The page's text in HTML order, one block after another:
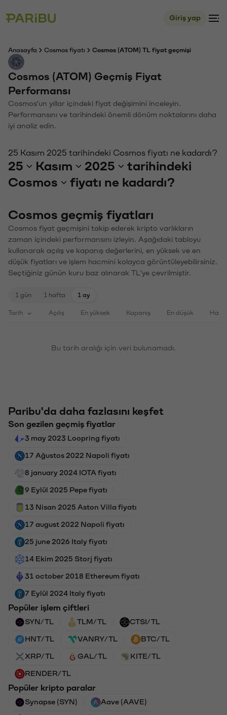
Giriş yap
Anasayfa Cosmos fiyatı Cosmos (ATOM) TL fiyat geçmişi
Cosmos (ATOM) Geçmiş Fiyat
Performansı
Cosmos'un yıllar içindeki fiyat değişimini inceleyin.
Performansını ve tarihindeki önemli dönüm noktalarını daha
iyi analiz edin.
25 Kasım 2025 tarihindeki Cosmos fiyatı ne kadardı?
25 Kasım 2025
tarihindeki
Cosmos
fiyatı ne kadardı?
Cosmos geçmiş fiyatları
Cosmos fiyat geçmişini takip ederek kripto varlıkların
zaman içindeki performansını izleyin. Aşağıdaki tabloyu
kullanarak açılış ve kapanış değerlerini, en yüksek ve en
düşük fiyatları ve işlem hacmini kolayca görüntüleyebilirsiniz.
Seçtiğiniz günün kuru baz alınarak TL'ye çevrilmiştir.
1 gün 1 hafta 1 ay
Tarih Açılış En yüksek Kapanış En düşük
Bu tarih aralığı için veri bulunamadı.
Paribu'da daha fazlasını keşfet
Son gezilen geçmiş fiyatlar
3 may 2023 Loopring fiyatı
17 Ağustos 2022 Napoli fiyatı
8 january 2024 IOTA fiyatı
9 Eylül 2025 Pepe fiyatı
13 Nisan 2025 Aston Villa fiyatı
17 august 2022 Napoli fiyatı
25 june 2026 Italy fiyatı
14 Ekim 2025 Storj fiyatı
31 october 2018 Ethereum fiyatı
7 Eylül 2024 Italy fiyatı
Popüler işlem çiftleri
SYN/TL TLM/TL CTSI/TL
HNT/TL VANRY/TL BTC/TL
XRP/TL GAL/TL KITE/TL
RENDER/TL
Popüler kripto paralar
Synapse (SYN) Aave (AAVE)